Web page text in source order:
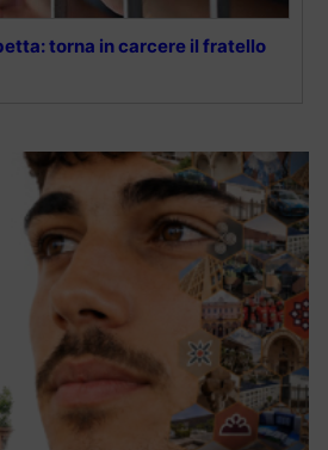
torna in carcere il fratello